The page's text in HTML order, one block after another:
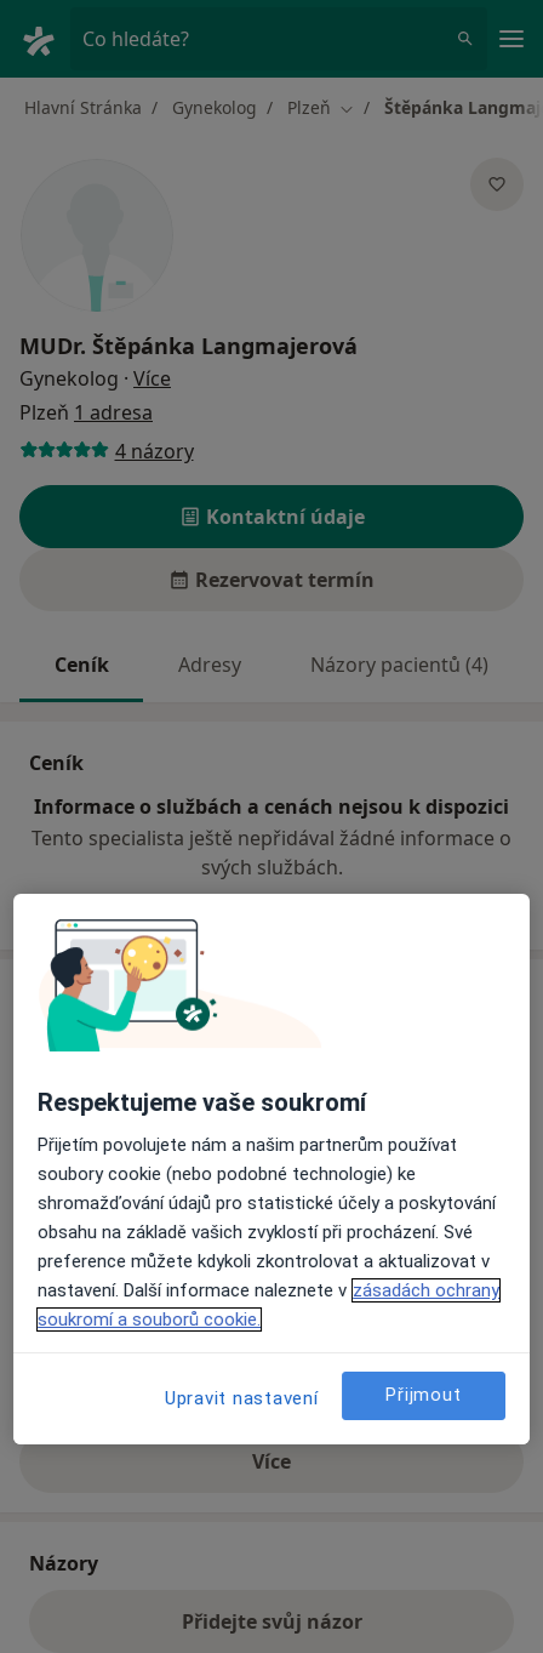
Co hledáte?
Hlavní Stránka Gynekolog Plzeň Změna města
Štěpánka
MUDr. Štěpánka Langmajerová
Gynekolog · Více
Plzeň 1 adresa
4 názory
Kontaktní údaje
Rezervovat termín
Ceník Adresy Názory pacientů (4)
Ceník
Informace o službách a cenách nejsou k dispozici
Tento specialista ještě nepřidával žádné informace o
svých službách.
Adresa
MEDICENTRUM BIOMED s.r.o.
Přiblížit mapuse otevře v nové záložce
Dostupnost
Na této adrese online kalendář není aktivní
Co mám v takové situaci udělat?
Způsoby platby (soukromé návštěvy)
Na teto adrese lékař přijímá pacienty na pojišťovnu
Víceo adrese
Názory
Přidejte svůj názor
Respektujeme vaše soukromí
Přijetím povolujete nám a našim partnerům používat
soubory cookie (nebo podobné technologie) ke
shromažďování údajů pro statistické účely a poskytování
obsahu na základě vašich zvyklostí při procházení. Své
preference můžete kdykoli zkontrolovat a aktualizovat v
nastavení. Další informace naleznete v zásadách ochrany
soukromí a souborů cookie.
Upravit nastavení Přijmout